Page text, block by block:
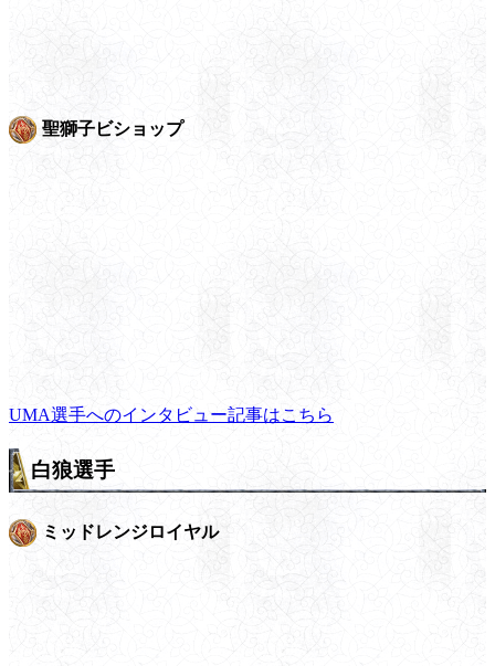
聖獅子ビショップ
UMA選手へのインタビュー記事はこちら
白狼選手
ミッドレンジロイヤル